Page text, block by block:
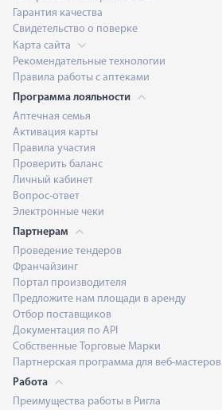
Гарантия качества
Свидетельство о поверке
Карта сайта
Рекомендательные технологии
Правила работы с аптеками
Программа лояльности
Аптечная семья
Активация карты
Правила участия
Проверить баланс
Личный кабинет
Вопрос-ответ
Электронные чеки
Партнерам
Проведение тендеров
Франчайзинг
Портал производителя
Предложите нам площади в аренду
Отбор поставщиков
Документация по API
Собственные Торговые Марки
Партнерская программа для веб-мастеров
Работа
Преимущества работы в Ригла